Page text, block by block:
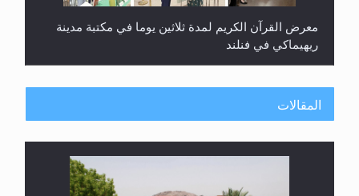
معرض القرآن الكريم لمدة ثلاثين يوما في مكتبة مدينة
ريهيماكي في فنلند
المقالات